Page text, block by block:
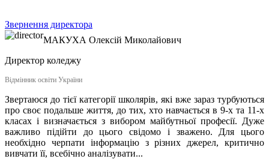
Звернення директора
МАКУХА Олексій Миколайович
Директор коледжу
Відмінник освіти України
Звертаюся до тієї категорії школярів, які вже зараз турбуються
про своє подальше життя, до тих, хто навчається в 9-х та 11-х
класах і визначається з вибором майбутньої професії. Дуже
важливо підійти до цього свідомо і зважено. Для цього
необхідно черпати інформацію з різних джерел, критично
вивчати її, всебічно аналізувати...